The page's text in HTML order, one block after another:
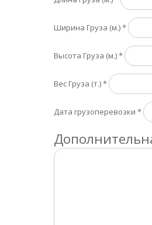
Ширина Груза (м.)*
Высота Груза (м.)*
Вес Груза (т.)*
Дата грузоперевозки *